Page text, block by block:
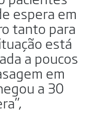
espera em
tanto para
está
a poucos
em
a 30